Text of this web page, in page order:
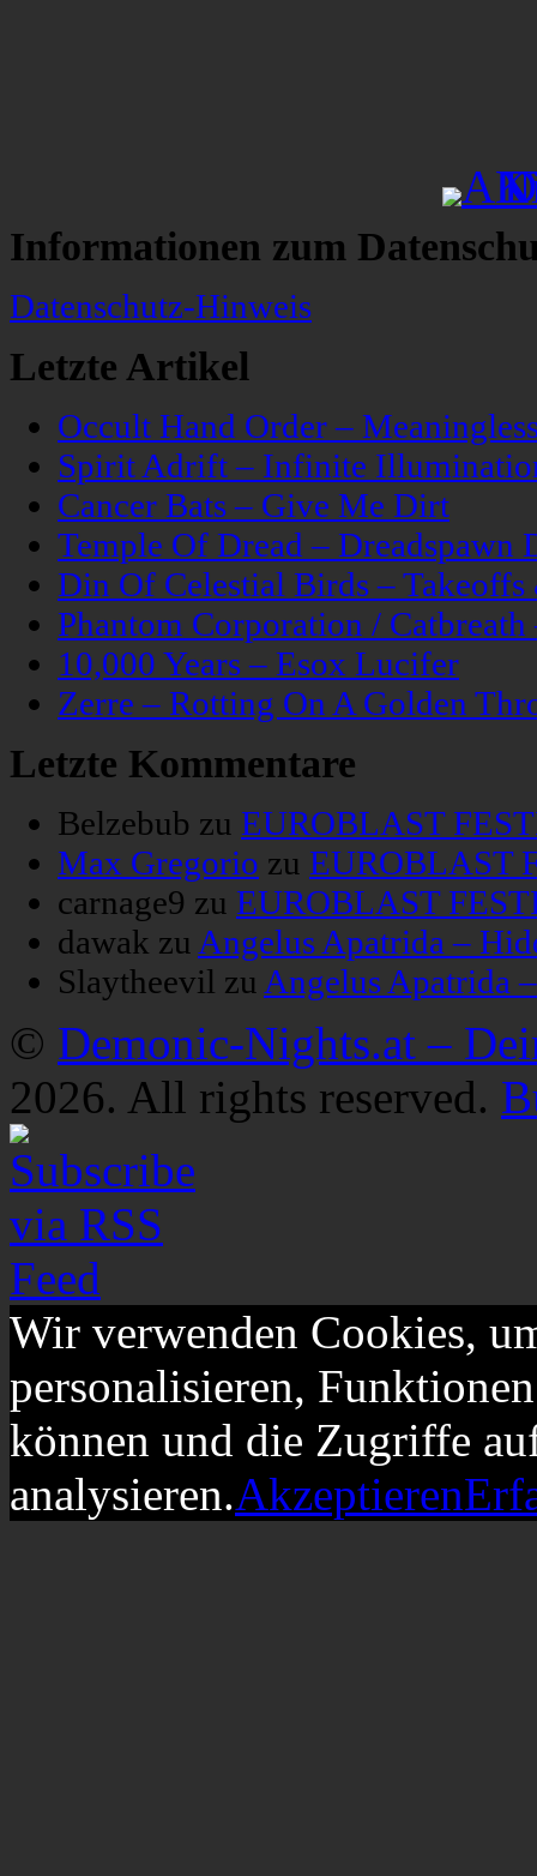
Informationen zum
Datenschutz-Hinweis
Letzte Artikel
Occult Hand Order –
Spirit Adrift – Infinite
Cancer Bats – Give Me Dirt
Temple Of Dread – Dreadspawn
Din Of Celestial Birds –
Phantom Corporation /
10,000 Years – Esox Lucifer
Zerre – Rotting On A Golden
Letzte Kommentare
Belzebub zu EUROBLAST
Max Gregorio zu EUROBLAST
carnage9 zu EUROBLAST
dawak zu Angelus Apatrida –
Slaytheevil zu Angelus Apatrida
© Demonic-Nights.at –
2026. All rights reserved.
Wir verwenden Cookies,
personalisieren,
können und die Zugriffe
analysieren.Akzeptieren